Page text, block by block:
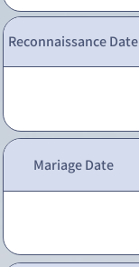
Reconnaissance Date
Mariage Date